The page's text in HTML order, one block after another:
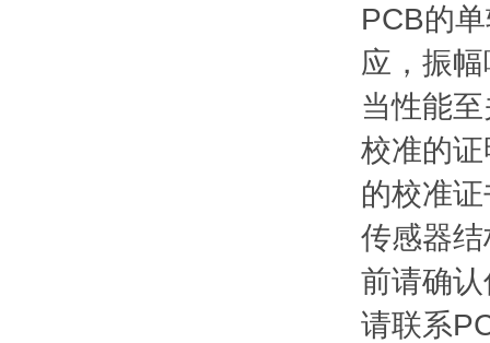
PCB的
应，振
当性能
校准的
的校准
传感器结
前请确
请联系